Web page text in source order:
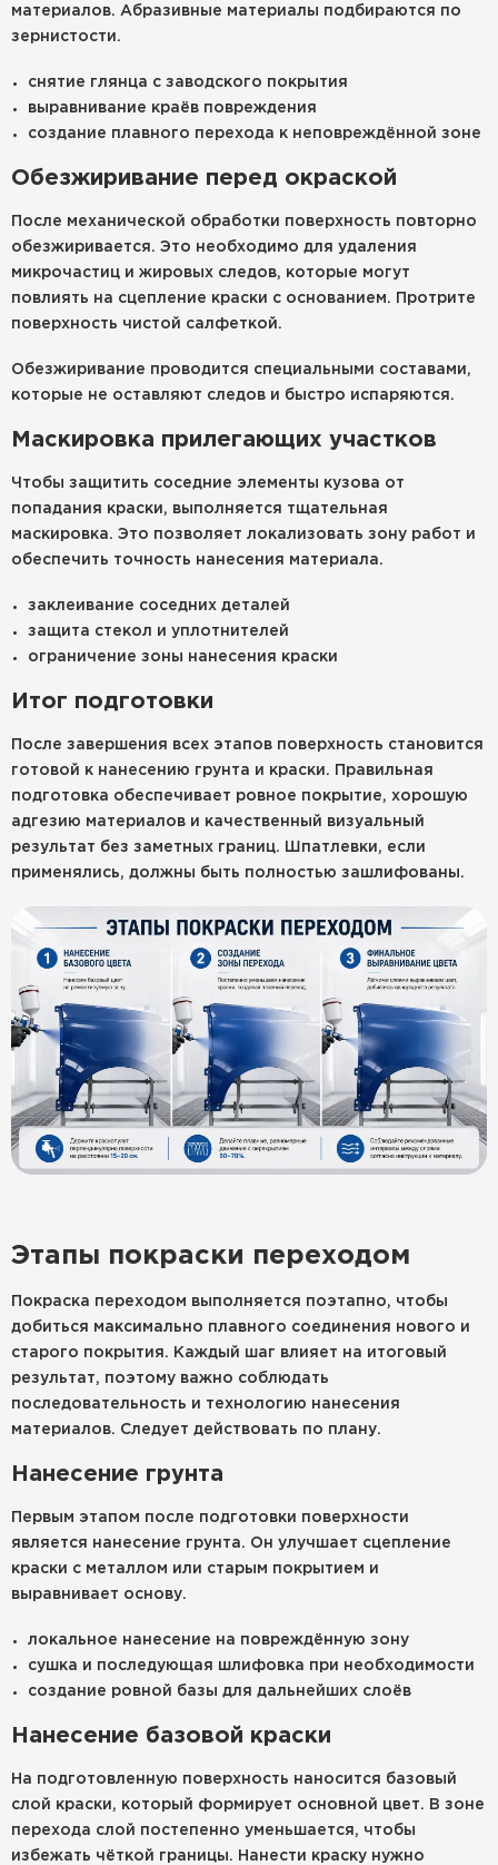
материалов. Абразивные материалы подбираются по
зернистости.
снятие глянца с заводского покрытия
выравнивание краёв повреждения
создание плавного перехода к неповреждённой зоне
Обезжиривание перед окраской
После механической обработки поверхность повторно
обезжиривается. Это необходимо для удаления
микрочастиц и жировых следов, которые могут
повлиять на сцепление краски с основанием. Протрите
поверхность чистой салфеткой.
Обезжиривание проводится специальными составами,
которые не оставляют следов и быстро испаряются.
Маскировка прилегающих участков
Чтобы защитить соседние элементы кузова от
попадания краски, выполняется тщательная
маскировка. Это позволяет локализовать зону работ и
обеспечить точность нанесения материала.
заклеивание соседних деталей
защита стекол и уплотнителей
ограничение зоны нанесения краски
Итог подготовки
После завершения всех этапов поверхность становится
готовой к нанесению грунта и краски. Правильная
подготовка обеспечивает ровное покрытие, хорошую
адгезию материалов и качественный визуальный
результат без заметных границ. Шпатлевки, если
применялись, должны быть полностью зашлифованы.
Этапы покраски переходом
Покраска переходом выполняется поэтапно, чтобы
добиться максимально плавного соединения нового и
старого покрытия. Каждый шаг влияет на итоговый
результат, поэтому важно соблюдать
последовательность и технологию нанесения
материалов. Следует действовать по плану.
Нанесение грунта
Первым этапом после подготовки поверхности
является нанесение грунта. Он улучшает сцепление
краски с металлом или старым покрытием и
выравнивает основу.
локальное нанесение на повреждённую зону
сушка и последующая шлифовка при необходимости
создание ровной базы для дальнейших слоёв
Нанесение базовой краски
На подготовленную поверхность наносится базовый
слой краски, который формирует основной цвет. В зоне
перехода слой постепенно уменьшается, чтобы
избежать чёткой границы. Нанести краску нужно